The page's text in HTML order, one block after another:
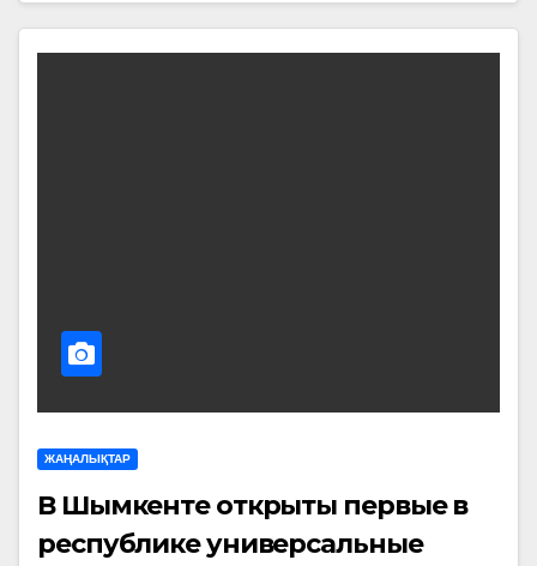
ЖАҢАЛЫҚТАР
В Шымкенте открыты первые в
республике универсальные